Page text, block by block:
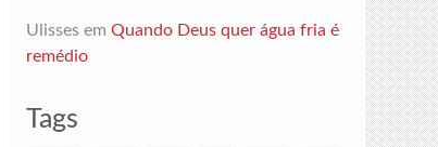
Ulissesem Quando Deus quer água fria é
remédio
Tags